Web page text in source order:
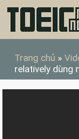
Trang chủ »
relatively dùng